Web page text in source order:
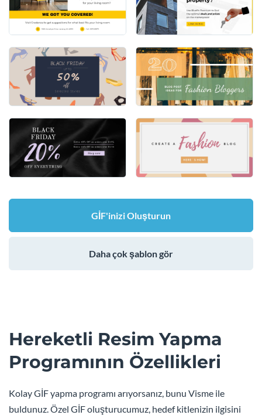
GİF'inizi Oluşturun
Daha çok şablon gör
Hereketli Resim Yapma
Programının Özellikleri
Kolay GİF yapma programı arıyorsanız, bunu Visme ile
buldunuz. Özel GİF oluşturucumuz, hedef kitlenizin ilgisini